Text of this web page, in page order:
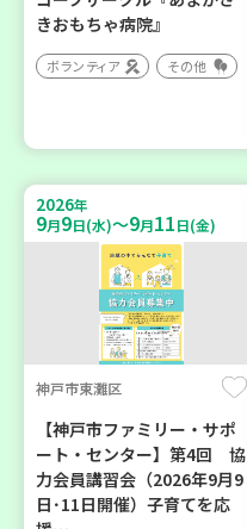
きおもちゃ病院』
ボランティア その他
2026年
9月9日(水)～9月11日(金)
神戸市東灘区
【神戸市ファミリー・サポ
ート・センター】第4回 協
力会員講習会（2026年9月9
日･11日開催）子育てを応